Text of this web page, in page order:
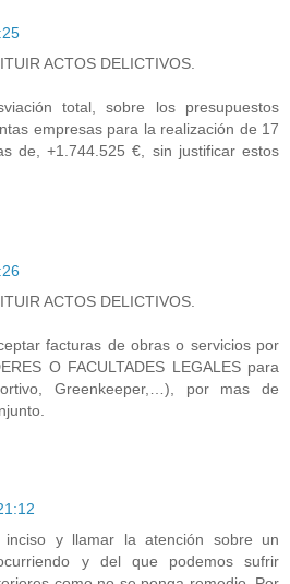
ACTOS DELICTIVOS.
total, sobre los presupuestos
empresas para la realización de 17
de, +1.744.525 €, sin justificar estos
ACTOS DELICTIVOS.
facturas de obras o servicios por
O FACULTADES LEGALES para
Greenkeeper,…), por mas de
inciso y llamar la atención sobre un
y del que podemos sufrir